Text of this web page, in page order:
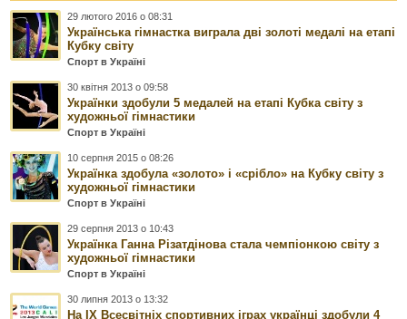
29 лютого 2016 о 08:31
Українська гімнастка виграла дві золоті медалі на етапі
Кубку світу
Спорт в Україні
30 квітня 2013 о 09:58
Українки здобули 5 медалей на етапі Кубка світу з
художньої гімнастики
Спорт в Україні
10 серпня 2015 о 08:26
Українка здобула «золото» і «срібло» на Кубку світу з
художньої гімнастики
Спорт в Україні
29 серпня 2013 о 10:43
Українка Ганна Різатдінова стала чемпіонкою світу з
художньої гімнастики
Спорт в Україні
30 липня 2013 о 13:32
На ІХ Всесвітніх спортивних іграх українці здобули 4